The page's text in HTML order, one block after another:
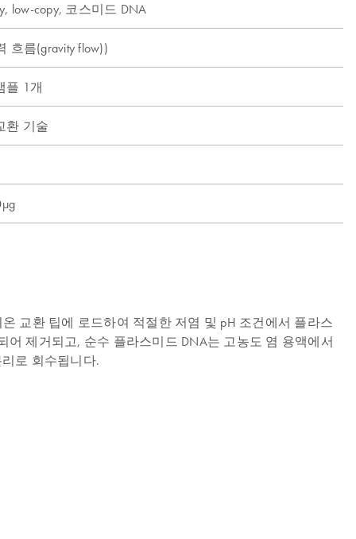
low-copy, 코스미드 DNA
흐름(gravity flow))
플 1개
환 기술
교환 팁에 로드하여 적절한 저염 및 pH 조건에서 플라스
제거되고, 순수 플라스미드 DNA는 고농도 염 용액에서
로 회수됩니다.